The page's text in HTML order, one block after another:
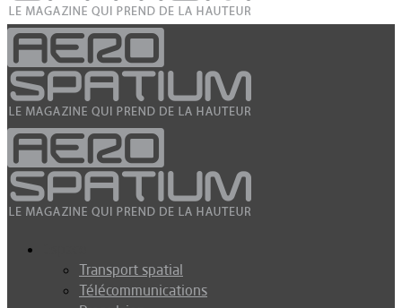
Transport spatial
Télécommunications